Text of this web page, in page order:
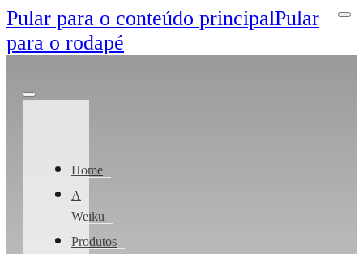
Pular para o conteúdo principalPular
para o rodapé
Home
A
Weiku
Produtos